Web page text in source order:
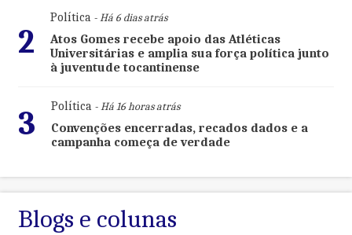
2
Política- Há 6 dias atrás
Atos Gomes recebe apoio das Atléticas
Universitárias e amplia sua força política junto
à juventude tocantinense
3 Política- Há 16 horas atrás
Convenções encerradas, recados dados e a
campanha começa de verdade
Blogs e colunas